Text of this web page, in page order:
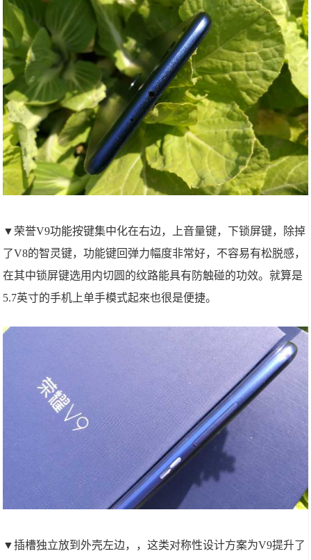
▼荣誉V9功能按键集中化在右边，上音量键，下锁屏键，除掉
了V8的智灵键，功能键回弹力幅度非常好，不容易有松脱感，
在其中锁屏键选用内切圆的纹路能具有防触碰的功效。就算是
5.7英寸的手机上单手模式起來也很是便捷。
▼插槽独立放到外壳左边，，这类对称性设计方案为V9提升了